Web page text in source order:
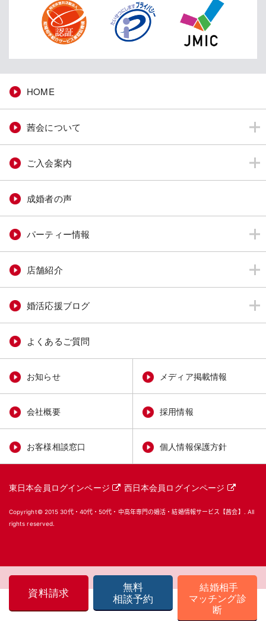
HOME
茜会について
ご入会案内
成婚者の声
パーティー情報
店舗紹介
婚活応援ブログ
よくあるご質問
お知らせ メディア掲載情報
会社概要 採用情報
お客様相談窓口 個人情報保護方針
東日本会員ログインページ 西日本会員ログインページ
Copyright© 201530代・40代・50代・中高年専門の婚活・結婚情報サービス【茜会】
. All
rights reserved.
資料請求
無料
相談予約
結婚相手
マッチング診
断